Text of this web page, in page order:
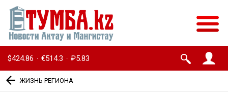
$424.86 · €514.3 · ₽5.83
ЖИЗНЬ РЕГИОНА